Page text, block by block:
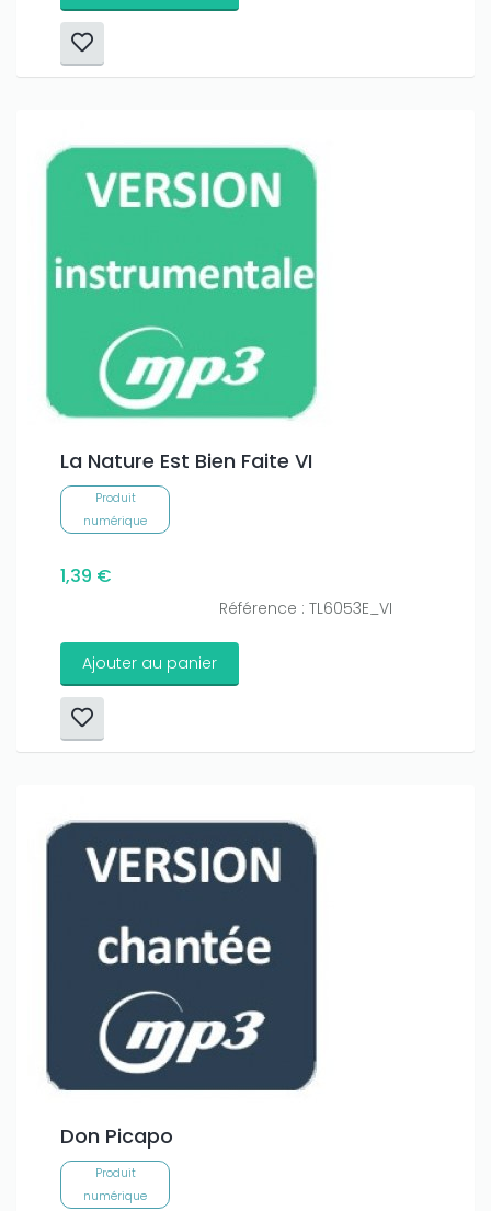
La Nature Est Bien Faite VI
Produit
numérique
1,39 €
Référence : TL6053E_VI
Ajouter au panier
Don Picapo
Produit
numérique